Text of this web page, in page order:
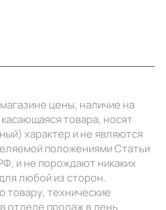
цены, наличие на
товара, носят
характер и не являются
положениями Статьи
и не порождают никаких
любой из сторон.
технические
отделе продаж в день